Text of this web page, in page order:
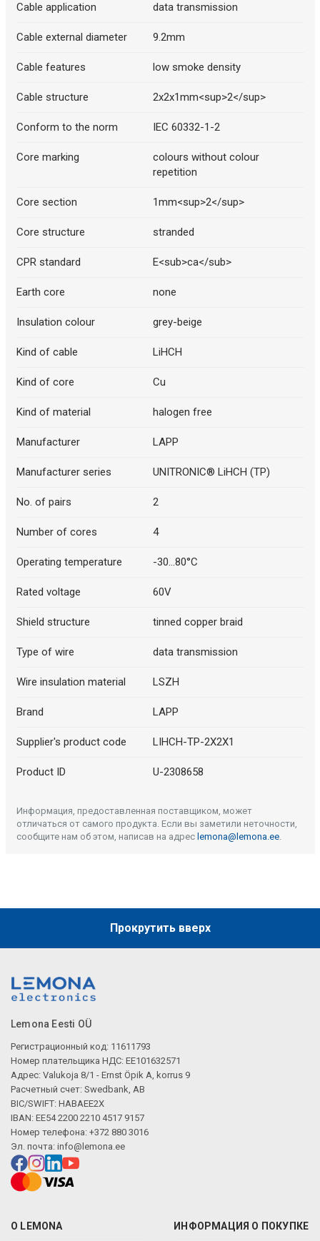
Cable application data transmission
Cable external diameter 9.2mm
Cable features low smoke density
Cable structure 2x2x1mm<sup>2</sup>
Conform to the norm IEC 60332-1-2
Core marking
colours without colour
repetition
Core section 1mm<sup>2</sup>
Core structure stranded
CPR standard E<sub>ca</sub>
Earth core none
Insulation colour grey-beige
Kind of cable LiHCH
Kind of core Cu
Kind of material halogen free
Manufacturer LAPP
Manufacturer series UNITRONIC® LiHCH (TP)
No. of pairs 2
Number of cores 4
Operating temperature -30...80°C
Rated voltage 60V
Shield structure tinned copper braid
Type of wire data transmission
Wire insulation material LSZH
Brand LAPP
Supplier's product code LIHCH-TP-2X2X1
Product ID U-2308658
Информация, предоставленная поставщиком, может
отличаться от самого продукта. Если вы заметили неточности,
сообщите нам об этом, написав на адрес lemona@lemona.ee.
Прокрутить вверх
Lemona Eesti OÜ
Регистрационный код: 11611793
Номер плательщика НДС: EE101632571
Адрес: Valukoja 8/1 - Ernst Öpik A, korrus 9
Расчетный счет: Swedbank, AB
BIC/SWIFT: HABAEE2X
IBAN: EE54 2200 2210 4517 9157
Номер телефона: +372 880 3016
Эл. почта: info@lemona.ee
О LEMONA ИНФОРМАЦИЯ О ПОКУПКЕ